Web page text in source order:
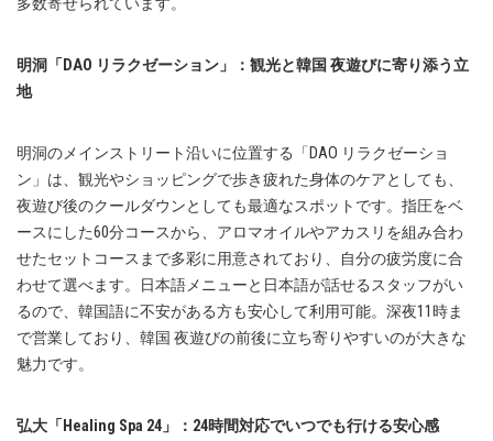
多数寄せられています。
明洞「DAO リラクゼーション」：観光と韓国 夜遊びに寄り添う立
地
明洞のメインストリート沿いに位置する「DAO リラクゼーショ
ン」は、観光やショッピングで歩き疲れた身体のケアとしても、
夜遊び後のクールダウンとしても最適なスポットです。指圧をベ
ースにした60分コースから、アロマオイルやアカスリを組み合わ
せたセットコースまで多彩に用意されており、自分の疲労度に合
わせて選べます。日本語メニューと日本語が話せるスタッフがい
るので、韓国語に不安がある方も安心して利用可能。深夜11時ま
で営業しており、韓国 夜遊びの前後に立ち寄りやすいのが大きな
魅力です。
弘大「Healing Spa 24」：24時間対応でいつでも行ける安心感